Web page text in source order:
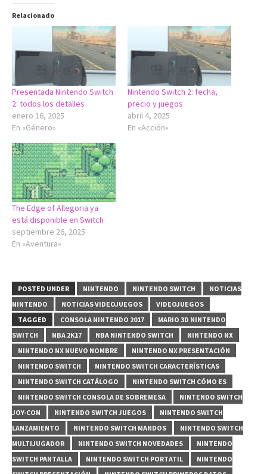
Relacionado
Presentada Nintendo Switch
2: todos los detalles
enero 16, 2025
En «Género»
Nintendo Switch 2: fecha,
precio y juegos
abril 4, 2025
En «Acción»
The Edge of Allegoria ya
está disponible en Switch
septiembre 26, 2025
En «Aventura»
POSTED UNDER NINTENDO NINTENDO SWITCH
NOTICIAS
NINTENDO
NOTICIAS VIDEOJUEGOS
VIDEOJUEGOS
TAGGED
CONSOLA NINTENDO 2017
MARIO 3D NINTENDO
SWITCH
NBA 2K17 NBA NINTENDO SWITCH
NINTENDO NX
NINTENDO NX NUEVO NOMBRE
NINTENDO NX PRESENTACIÓN
NINTENDO SWITCH
NINTENDO SWITCH CARACTERÍSTICAS
NINTENDO SWITCH CATÁLOGO
NINTENDO SWITCH CÓMO ES
NINTENDO SWITCH CONSOLA DE SOBREMESA
NINTENDO SWITCH
JOY-CON
NINTENDO SWITCH JUEGOS
NINTENDO SWITCH
LANZAMIENTO
NINTENDO SWITCH MANDOS
NINTENDO SWITCH
MULTIJUGADOR
NINTENDO SWITCH NOVEDADES
NINTENDO
SWITCH PANTALLA
NINTENDO SWITCH PORTATIL
NINTENDO